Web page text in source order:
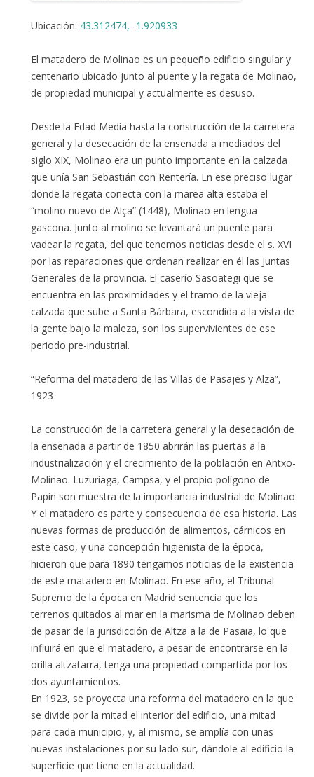
Ubicación: 43.312474, -1.920933
El matadero de Molinao es un pequeño edificio singular y
centenario ubicado junto al puente y la regata de Molinao,
de propiedad municipal y actualmente es desuso.
Desde la Edad Media hasta la construcción de la carretera
general y la desecación de la ensenada a mediados del
siglo XIX, Molinao era un punto importante en la calzada
que unía San Sebastián con Rentería. En ese preciso lugar
donde la regata conecta con la marea alta estaba el
“molino nuevo de Alça” (1448), Molinao en lengua
gascona. Junto al molino se levantará un puente para
vadear la regata, del que tenemos noticias desde el s. XVI
por las reparaciones que ordenan realizar en él las Juntas
Generales de la provincia. El caserío Sasoategi que se
encuentra en las proximidades y el tramo de la vieja
calzada que sube a Santa Bárbara, escondida a la vista de
la gente bajo la maleza, son los supervivientes de ese
periodo pre-industrial.
“Reforma del matadero de las Villas de Pasajes y Alza”,
1923
La construcción de la carretera general y la desecación de
la ensenada a partir de 1850 abrirán las puertas a la
industrialización y el crecimiento de la población en Antxo-
Molinao. Luzuriaga, Campsa, y el propio polígono de
Papin son muestra de la importancia industrial de Molinao.
Y el matadero es parte y consecuencia de esa historia. Las
nuevas formas de producción de alimentos, cárnicos en
este caso, y una concepción higienista de la época,
hicieron que para 1890 tengamos noticias de la existencia
de este matadero en Molinao. En ese año, el Tribunal
Supremo de la época en Madrid sentencia que los
terrenos quitados al mar en la marisma de Molinao deben
de pasar de la jurisdicción de Altza a la de Pasaia, lo que
influirá en que el matadero, a pesar de encontrarse en la
orilla altzatarra, tenga una propiedad compartida por los
dos ayuntamientos.
En 1923, se proyecta una reforma del matadero en la que
se divide por la mitad el interior del edificio, una mitad
para cada municipio, y, al mismo, se amplía con unas
nuevas instalaciones por su lado sur, dándole al edificio la
superficie que tiene en la actualidad.